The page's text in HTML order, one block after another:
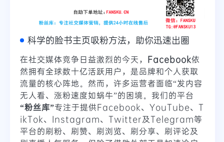
科学的脸书主页吸粉方法，助你迅速出圈
在社交媒体竞争日益激烈的今天， Facebook依
然拥有全球数十亿活跃用户，是品牌和个人获取
流量的核心阵地。然而，许多运营者面临“发内容
无人看、涨粉速度如蜗牛”的困境。我们的平台
“粉丝库”专注于提供Facebook、YouTube、T
ikTok、Instagram、Twitter及Telegram等
平台的刷粉、刷赞、刷浏览、刷分享、刷评论及